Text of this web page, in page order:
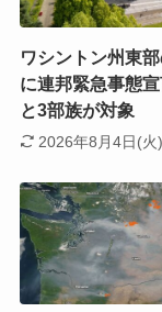
ワシントン州東
に連邦緊急事態
と3部族が対象
2026年8月4日(火)